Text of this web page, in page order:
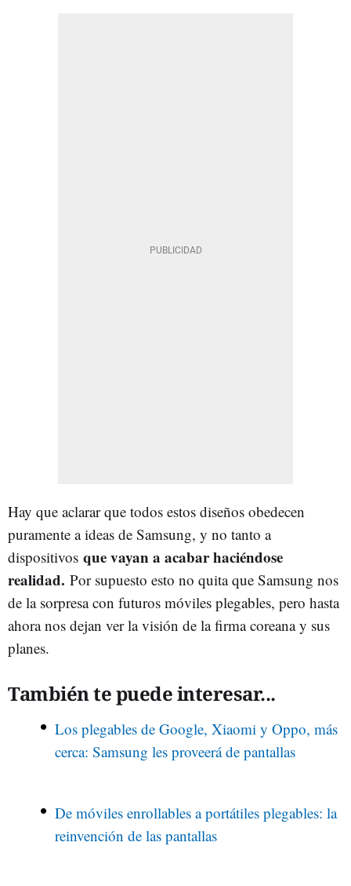
Hay que aclarar que todos estos diseños obedecen
puramente a ideas de Samsung, y no tanto a
dispositivos que vayan a acabar haciéndose
realidad. Por supuesto esto no quita que Samsung nos
de la sorpresa con futuros móviles plegables, pero hasta
ahora nos dejan ver la visión de la firma coreana y sus
planes.
También te puede interesar...
Los plegables de Google, Xiaomi y Oppo, más
cerca: Samsung les proveerá de pantallas
De móviles enrollables a portátiles plegables: la
reinvención de las pantallas